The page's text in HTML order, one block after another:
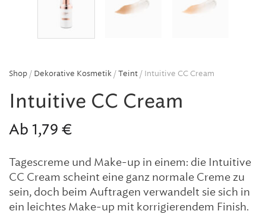
Shop / Dekorative Kosmetik /Teint / Intuitive CC Cream
Intuitive CC Cream
Ab 1,79 €
Tagescreme und Make-up in einem: die Intuitive
CC Cream scheint eine ganz normale Creme zu
sein, doch beim Auftragen verwandelt sie sich in
ein leichtes Make-up mit korrigierendem Finish.